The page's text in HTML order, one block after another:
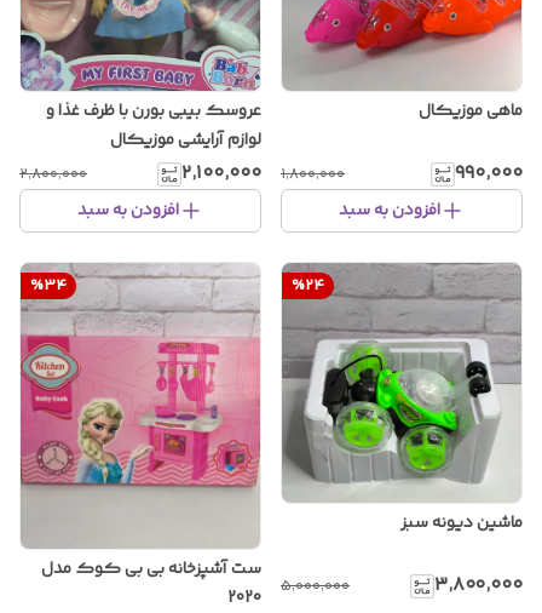
ماهی موزیکال
۹۹۰٬۰۰۰ ۱٬۸۰۰٬۰۰۰
افزودن به سبد
عروسک بیبی بورن با ظرف غذا و
لوازم آرایشی موزیکال
۲٬۱۰۰٬۰۰۰ ۲٬۸۰۰٬۰۰۰
افزودن به سبد
%24
ماشین دیونه سبز
۳٬۸۰۰٬۰۰۰ ۵٬۰۰۰٬۰۰۰
%34
ست آشپزخانه بی بی کوک مدل
2020